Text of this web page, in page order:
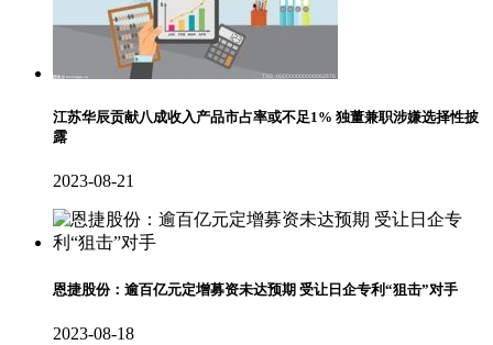
江苏华辰贡献八成收入产品市占率或不足1% 独董兼职涉嫌选择性披
露
2023-08-21
恩捷股份：逾百亿元定增募资未达预期 受让日企专利“狙击”对手
2023-08-18